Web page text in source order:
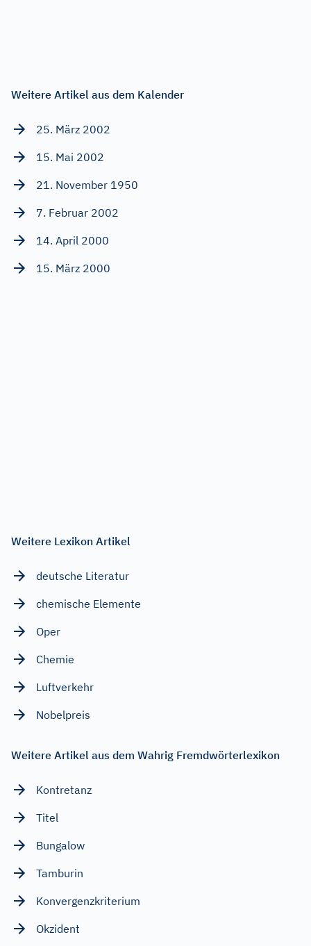
Weitere Artikel aus dem Kalender
25. März 2002
15. Mai 2002
21. November 1950
7. Februar 2002
14. April 2000
15. März 2000
Weitere Lexikon Artikel
deutsche Literatur
chemische Elemente
Oper
Chemie
Luftverkehr
Nobelpreis
Weitere Artikel aus dem Wahrig Fremdwörterlexikon
Kontretanz
Titel
Bungalow
Tamburin
Konvergenzkriterium
Okzident